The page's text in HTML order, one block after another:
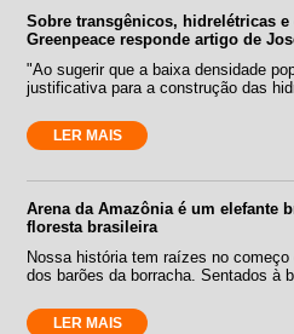
Sobre transgênicos, hidrelétricas
Greenpeace responde artigo de
"Ao sugerir que a baixa densidade
justificativa para a construção das
LER MAIS
Arena da Amazônia é um elefante
floresta brasileira
Nossa história tem raízes no
dos barões da borracha. Sentados à
LER MAIS